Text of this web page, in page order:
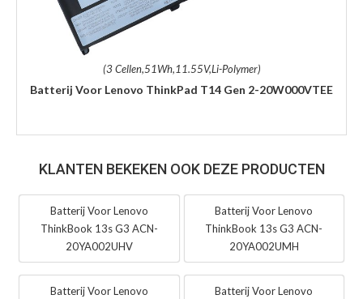
(3 Cellen,51Wh,11.55V,Li-Polymer)
Batterij Voor Lenovo ThinkPad T14 Gen 2-20W000VTEE
KLANTEN BEKEKEN OOK DEZE PRODUCTEN
Batterij Voor Lenovo
ThinkBook 13s G3 ACN-
20YA002UHV
Batterij Voor Lenovo
ThinkBook 13s G3 ACN-
20YA002UMH
Batterij Voor Lenovo Batterij Voor Lenovo